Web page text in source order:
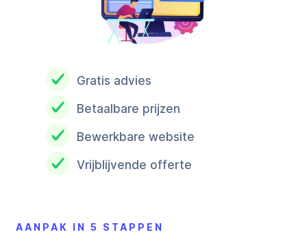
Gratis advies
Betaalbare prijzen
Bewerkbare website
Vrijblijvende offerte
AANPAK IN 5 STAPPEN